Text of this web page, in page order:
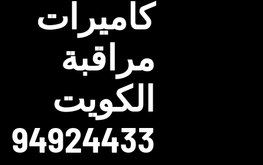
كاميرات
مراقبة
الكويت
94924433